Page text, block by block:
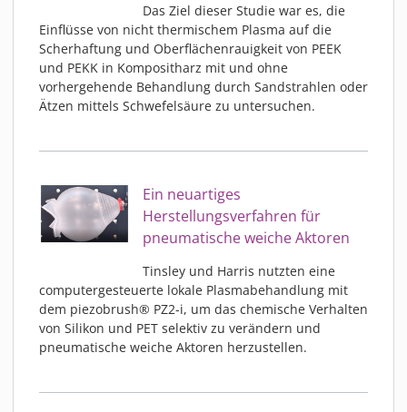
Das Ziel dieser Studie war es, die
Einflüsse von nicht thermischem Plasma auf die
Scherhaftung und Oberflächenrauigkeit von PEEK
und PEKK in Kompositharz mit und ohne
vorhergehende Behandlung durch Sandstrahlen oder
Ätzen mittels Schwefelsäure zu untersuchen.
Ein neuartiges
Herstellungsverfahren für
pneumatische weiche Aktoren
Tinsley und Harris nutzten eine
computergesteuerte lokale Plasmabehandlung mit
dem piezobrush® PZ2-i, um das chemische Verhalten
von Silikon und PET selektiv zu verändern und
pneumatische weiche Aktoren herzustellen.